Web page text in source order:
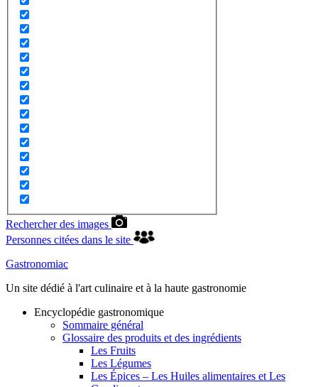
Rechercher des images
Personnes citées dans le site
Gastronomiac
Un site dédié à l'art culinaire et à la haute gastronomie
Encyclopédie gastronomique
Sommaire général
Glossaire des produits et des ingrédients
Les Fruits
Les Légumes
Les Épices – Les Huiles alimentaires et Les